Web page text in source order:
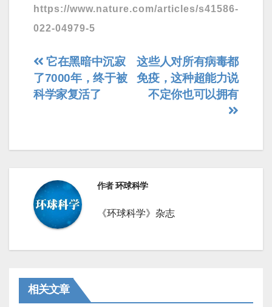
https://www.nature.com/articles/s41586-
022-04979-5
文
章
这些人对所有病毒都
免疫，这种超能力说
不定你也可以拥有
它在黑暗中沉寂
了7000年，终于被
科学家复活了
作者环球科学
《环球科学》杂志
相关文章